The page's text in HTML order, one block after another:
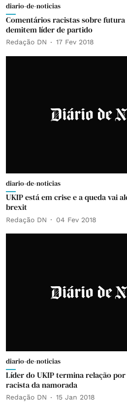
diario-de-noticias
Comentários racistas sobre
demitem líder de partido
Redação DN 17 Fev 2018
diario-de-noticias
UKIP está em crise e a queda vai
brexit
Redação DN 04 Fev 2018
diario-de-noticias
Líder do UKIP termina relação
racista da namorada
Redação DN 15 Jan 2018